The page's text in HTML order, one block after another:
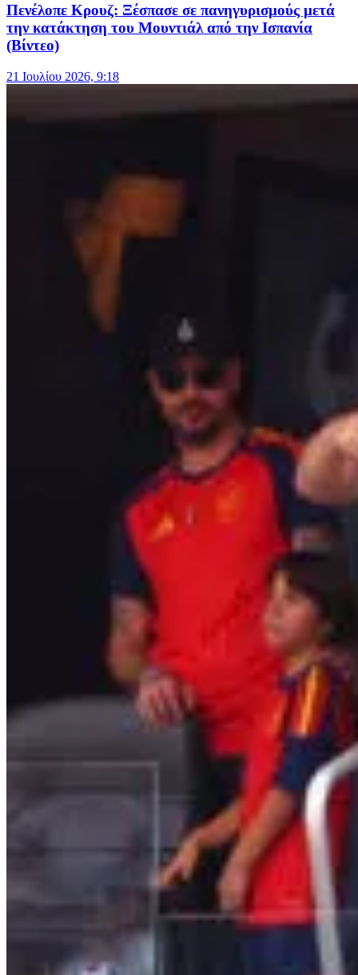
Πενέλοπε Κρουζ: Ξέσπασε σε πανηγυρισμούς μετά
την κατάκτηση του Μουντιάλ από την Ισπανία
(Βίντεο)
21 Ιουλίου 2026, 9:18